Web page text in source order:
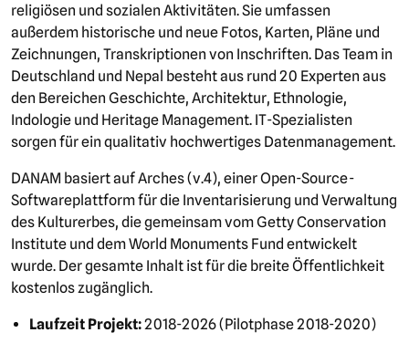
religiösen und sozialen Aktivitäten. Sie umfassen
außerdem historische und neue Fotos, Karten, Pläne und
Zeichnungen, Transkriptionen von Inschriften. Das Team in
Deutschland und Nepal besteht aus rund 20 Experten aus
den Bereichen Geschichte, Architektur, Ethnologie,
Indologie und Heritage Management. IT-Spezialisten
sorgen für ein qualitativ hochwertiges Datenmanagement.
DANAM basiert auf Arches (v.4), einer Open-Source-
Softwareplattform für die Inventarisierung und Verwaltung
des Kulturerbes, die gemeinsam vom Getty Conservation
Institute und dem World Monuments Fund entwickelt
wurde. Der gesamte Inhalt ist für die breite Öffentlichkeit
kostenlos zugänglich.
Laufzeit Projekt:2018-2026 (Pilotphase 2018-2020)